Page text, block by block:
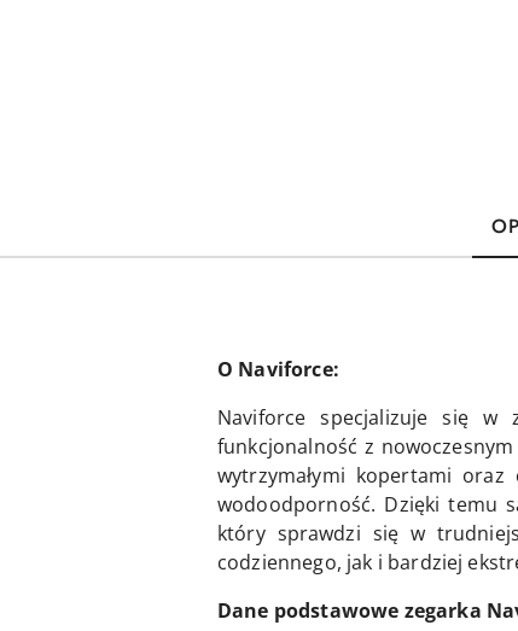
O Naviforce:
Naviforce specjalizuje się w
funkcjonalność z
wytrzymałymi kopertami
wodoodporność. Dzięki temu
który sprawdzi się w
codziennego, jak i bardziej
Dane podstawowe zegarka